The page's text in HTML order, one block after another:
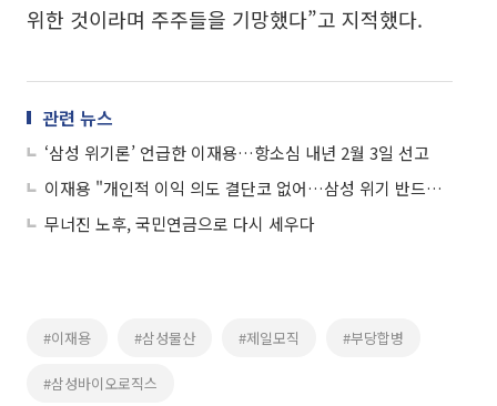
위한 것이라며 주주들을 기망했다”고 지적했다.
관련 뉴스
‘삼성 위기론’ 언급한 이재용…항소심 내년 2월 3일 선고
이재용 "개인적 이익 의도 결단코 없어…삼성 위기 반드시 극복하겠다"
무너진 노후, 국민연금으로 다시 세우다
#이재용 #삼성물산 #제일모직 #부당합병
#삼성바이오로직스